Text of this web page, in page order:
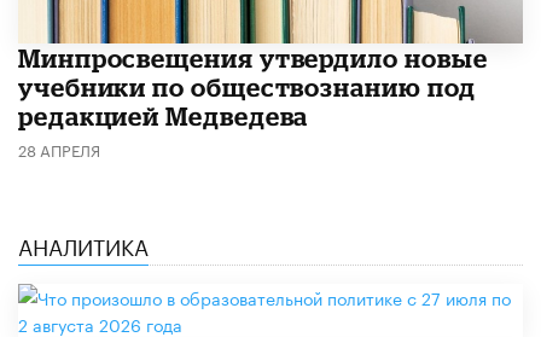
Минпросвещения утвердило новые
учебники по обществознанию под
редакцией Медведева
28 АПРЕЛЯ
АНАЛИТИКА